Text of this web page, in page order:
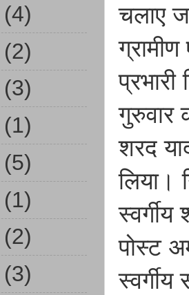
चलाए
गुरुवार
शरद
लिया।
पोस्ट
स्वर्गीय
(4)
(2)
(3)
(1)
(5)
(1)
(2)
(3)